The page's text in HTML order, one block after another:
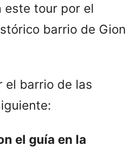
este tour por el
barrio de Gion
el barrio de las
el guía en la